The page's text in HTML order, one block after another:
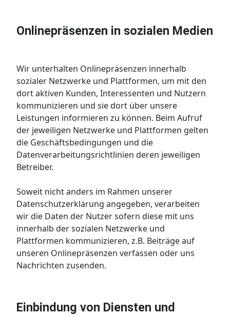
Onlinepräsenzen in sozialen Medien
Wir unterhalten Onlinepräsenzen innerhalb
sozialer Netzwerke und Plattformen, um mit den
dort aktiven Kunden, Interessenten und Nutzern
kommunizieren und sie dort über unsere
Leistungen informieren zu können. Beim Aufruf
der jeweiligen Netzwerke und Plattformen gelten
die Geschäftsbedingungen und die
Datenverarbeitungsrichtlinien deren jeweiligen
Betreiber.
Soweit nicht anders im Rahmen unserer
Datenschutzerklärung angegeben, verarbeiten
wir die Daten der Nutzer sofern diese mit uns
innerhalb der sozialen Netzwerke und
Plattformen kommunizieren, z.B. Beiträge auf
unseren Onlinepräsenzen verfassen oder uns
Nachrichten zusenden.
Einbindung von Diensten und